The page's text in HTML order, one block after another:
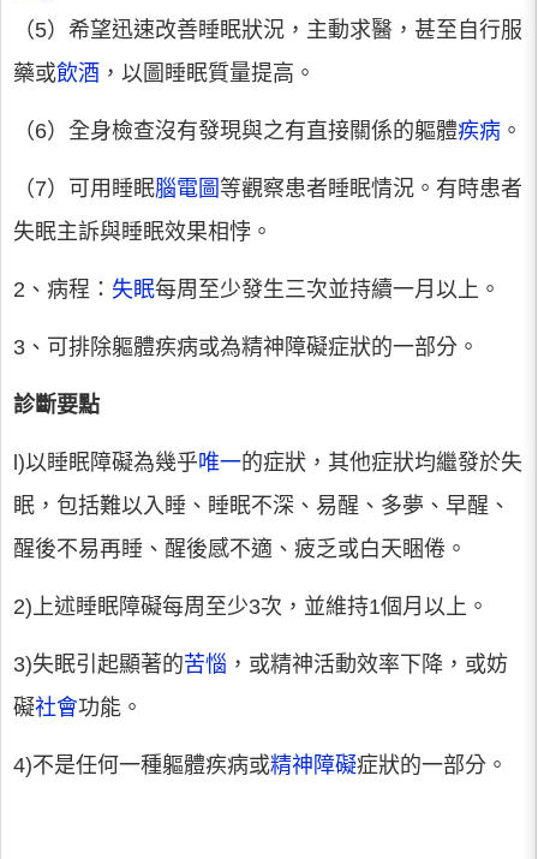
（5）希望迅速改善睡眠狀況，主動求醫，甚至自行服
藥或飲酒 ，以圖睡眠質量提高。
（6）全身檢查沒有發現與之有直接關係的軀體疾病 。
（7）可用睡眠腦電圖 等觀察患者睡眠情況。有時患者
失眠主訴與睡眠效果相悖。
2、病程： 失眠每周至少發生三次並持續一月以上。
3、可排除軀體疾病或為精神障礙症狀的一部分。
診斷要點
l)以睡眠障礙為幾乎唯一的症狀，其他症狀均繼發於失
眠，包括難以入睡、睡眠不深、易醒、多夢、早醒、
醒後不易再睡、醒後感不適、疲乏或白天睏倦。
2)上述睡眠障礙每周至少3次，並維持1個月以上。
3)失眠引起顯著的苦惱 ，或精神活動效率下降，或妨
礙社會功能。
4)不是任何一種軀體疾病或精神障礙症狀的一部分。